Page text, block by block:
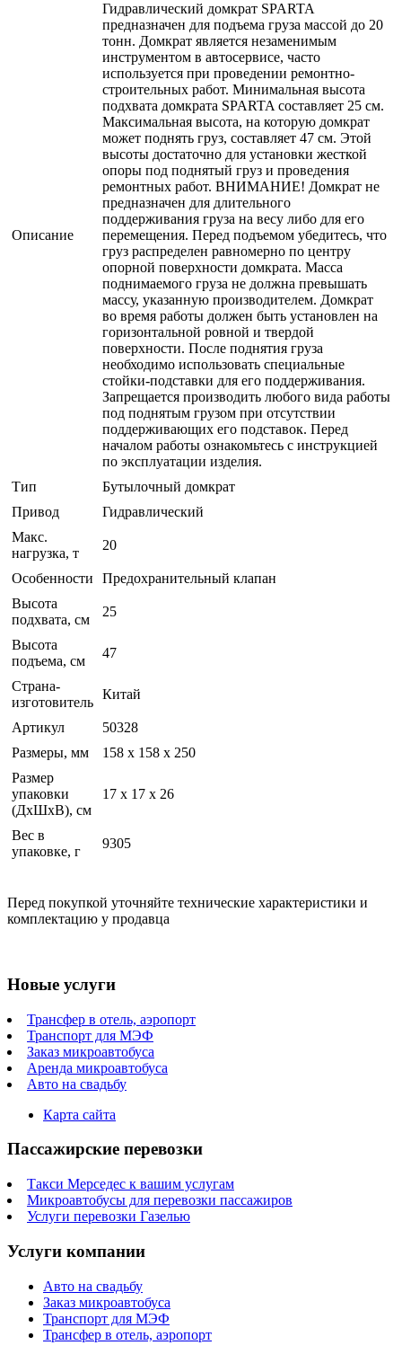
Описание
Гидравлический домкрат SPARTA
предназначен для подъема груза массой до 20
тонн. Домкрат является незаменимым
инструментом в автосервисе, часто
используется при проведении ремонтно-
строительных работ. Минимальная высота
подхвата домкрата SPARTA составляет 25 см.
Максимальная высота, на которую домкрат
может поднять груз, составляет 47 см. Этой
высоты достаточно для установки жесткой
опоры под поднятый груз и проведения
ремонтных работ. ВНИМАНИЕ! Домкрат не
предназначен для длительного
поддерживания груза на весу либо для его
перемещения. Перед подъемом убедитесь, что
груз распределен равномерно по центру
опорной поверхности домкрата. Масса
поднимаемого груза не должна превышать
массу, указанную производителем. Домкрат
во время работы должен быть установлен на
горизонтальной ровной и твердой
поверхности. После поднятия груза
необходимо использовать специальные
стойки-подставки для его поддерживания.
Запрещается производить любого вида работы
под поднятым грузом при отсутствии
поддерживающих его подставок. Перед
началом работы ознакомьтесь с инструкцией
по эксплуатации изделия.
Тип
Бутылочный домкрат
Привод
Гидравлический
Макс.
нагрузка, т
20
Особенности
Предохранительный клапан
Высота
подхвата, см
25
Высота
подъема, см
47
Страна-
изготовитель
Китай
Артикул
50328
Размеры, мм
158 х 158 х 250
Размер
упаковки
(ДхШхВ), см
17 x 17 x 26
Вес в
упаковке, г
9305
Перед покупкой уточняйте технические характеристики и
комплектацию у продавца
Новые услуги
Трансфер в отель, аэропорт
Транспорт для МЭФ
Заказ микроавтобуса
Аренда микроавтобуса
Авто на свадьбу
Карта сайта
Пассажирские перевозки
Такси Мерседес к вашим услугам
Микроавтобусы для перевозки пассажиров
Услуги перевозки Газелью
Услуги компании
Авто на свадьбу
Заказ микроавтобуса
Транспорт для МЭФ
Трансфер в отель, аэропорт